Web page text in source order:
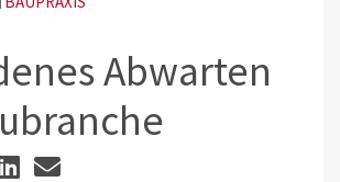
Abwarten